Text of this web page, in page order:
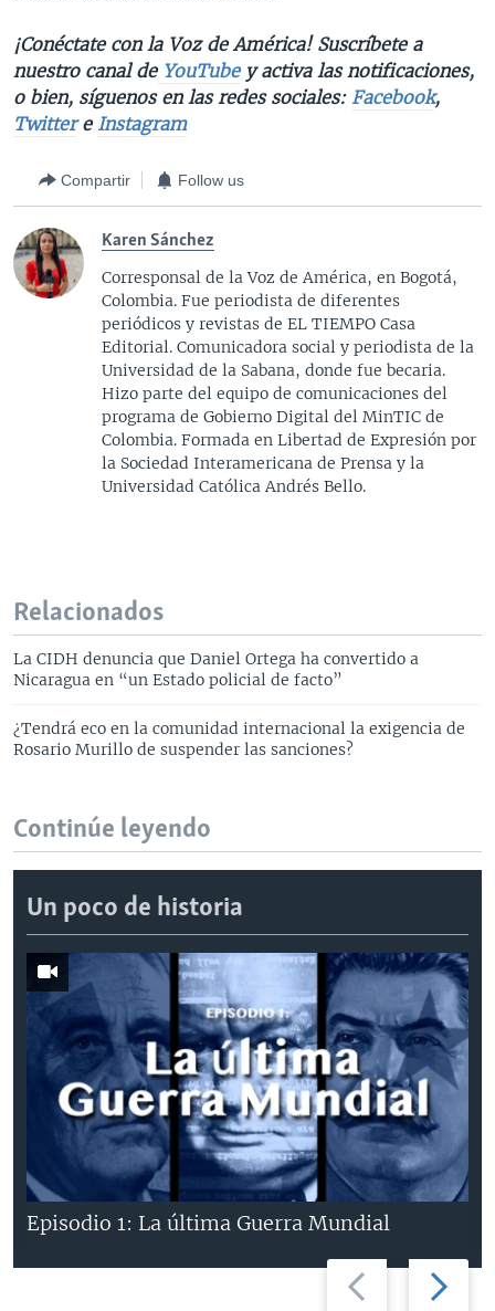
¡Conéctate con la Voz de América! Suscríbete a
nuestro canal deYouTube y activa las notificaciones,
o bien, síguenos en las redes sociales: Facebook,
Twittere Instagram
Compartir Follow us
Karen Sánchez
Corresponsal de la Voz de América, en Bogotá,
Colombia. Fue periodista de diferentes
periódicos y revistas de EL TIEMPO Casa
Editorial. Comunicadora social y periodista de la
Universidad de la Sabana, donde fue becaria.
Hizo parte del equipo de comunicaciones del
programa de Gobierno Digital del MinTIC de
Colombia. Formada en Libertad de Expresión por
la Sociedad Interamericana de Prensa y la
Universidad Católica Andrés Bello.
Relacionados
La CIDH denuncia que Daniel Ortega ha convertido a
Nicaragua en “un Estado policial de facto”
¿Tendrá eco en la comunidad internacional la exigencia de
Rosario Murillo de suspender las sanciones?
Continúe leyendo
Un poco de historia
Previous
slide
Next
slide
Episodio 1: La última Guerra Mundial